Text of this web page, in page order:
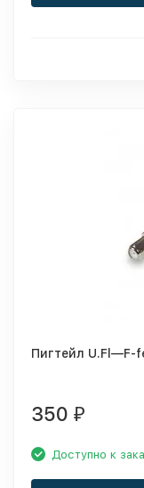
Пигтейл U.Fl—F-
350 ₽
Доступно к